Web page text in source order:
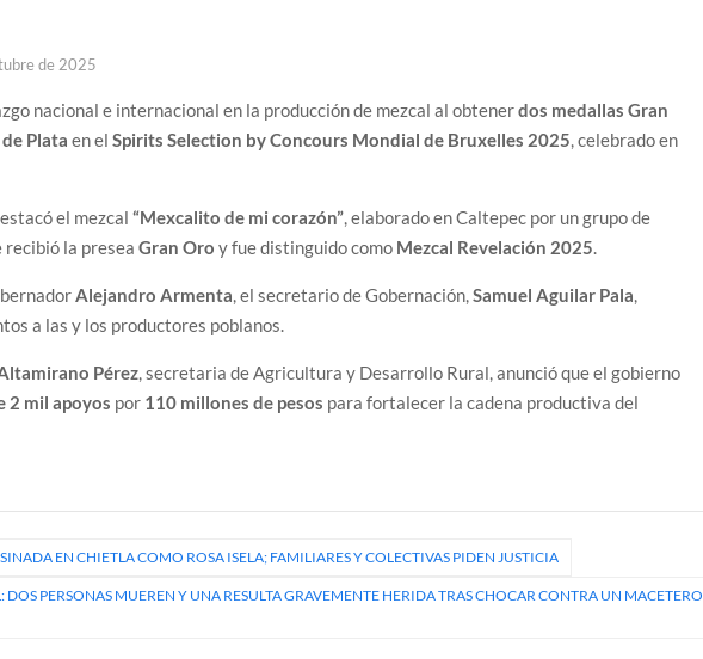
de 2025
nacional e internacional en la producción de mezcal al obtenerdos medallas Gran
Plata en elSpirits Selection by Concours Mondial de Bruxelles 2025, celebrado en
el mezcal“Mexcalito de mi corazón”, elaborado en Caltepec por un grupo de
recibió la preseaGran Oro y fue distinguido como Mezcal Revelación 2025.
Alejandro Armenta, el secretario de Gobernación,Samuel Aguilar Pala,
a las y los productores poblanos.
Pérez, secretaria de Agricultura y Desarrollo Rural, anunció que el gobierno
2 mil apoyos por 110 millones de pesos para fortalecer la cadena productiva del
EN CHIETLA COMO ROSA ISELA; FAMILIARES Y COLECTIVAS PIDEN JUSTICIA
DOS PERSONAS MUEREN Y UNA RESULTA GRAVEMENTE HERIDA TRAS CHOCAR CONTRA UN MACETERO